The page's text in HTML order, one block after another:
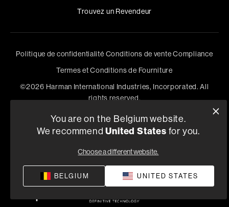
Trouvez un Revendeur
Politique de confidentialité Conditions de venteCompliance
Termes et Conditions de Fourniture
©2026 Harman International Industries, Incorporated. All
rights reserved.
You are on the Belgium website.
We recommendUnited States for you.
Choose a different website.
BELGIUM UNITED STATES